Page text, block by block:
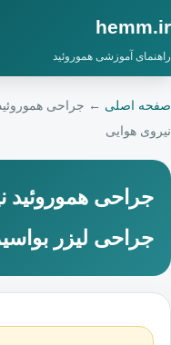
hemm.ir
راهنمای آموزشی هموروئید
صفحه اصلی ← جراحی
نیروی هوایی
جراحی هموروئید
جراحی لیزر